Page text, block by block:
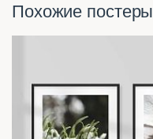
Похожие постеры